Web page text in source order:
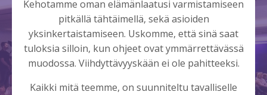
Kehotamme oman elämänlaatusi varmistamiseen
pitkällä tähtäimellä, sekä asioiden
yksinkertaistamiseen. Uskomme, että sinä saat
tuloksia silloin, kun ohjeet ovat ymmärrettävässä
muodossa. Viihdyttävyyskään ei ole pahitteeksi.
Kaikki mitä teemme, on suunniteltu tavalliselle